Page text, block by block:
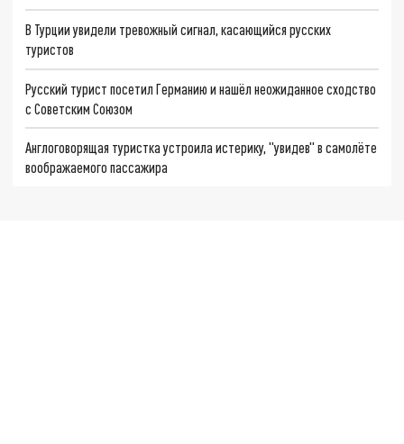
В Турции увидели тревожный сигнал, касающийся русских
туристов
Русский турист посетил Германию и нашёл неожиданное сходство
с Советским Союзом
Англоговорящая туристка устроила истерику, "увидев" в самолёте
воображаемого пассажира